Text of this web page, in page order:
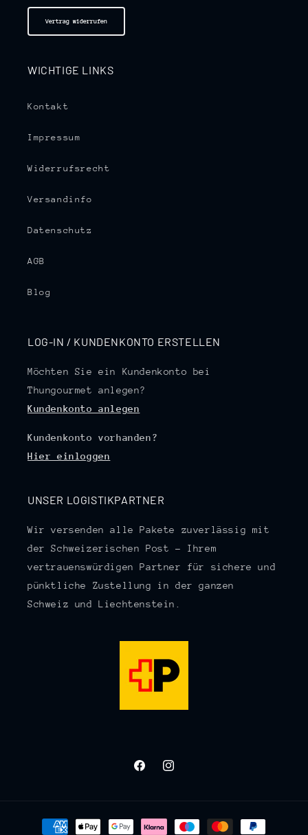
Vertrag widerrufen
WICHTIGE LINKS
Kontakt
Impressum
Widerrufsrecht
Versandinfo
Datenschutz
AGB
Blog
LOG-IN / KUNDENKONTO ERSTELLEN
Möchten Sie ein Kundenkonto bei
Thungourmet anlegen?
Kundenkonto anlegen
Kundenkonto vorhanden?
Hier einloggen
UNSER LOGISTIKPARTNER
Wir versenden alle Pakete zuverlässig mit
der Schweizerischen Post – Ihrem
vertrauenswürdigen Partner für sichere und
pünktliche Zustellung in der ganzen
Schweiz und Liechtenstein.
FacebookInstagram
Zahlungsmethoden